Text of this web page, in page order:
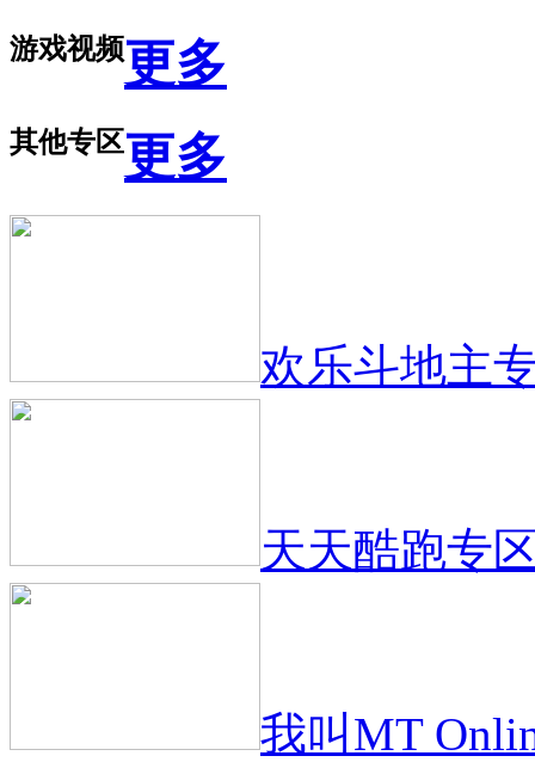
游戏视频更多
其他专区更多
欢乐斗地主
天天酷跑专
我叫MT